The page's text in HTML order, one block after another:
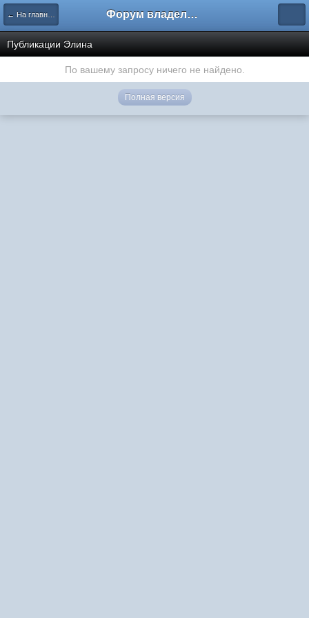
← На главную Форум владельцев интернет-магазинов
Публикации Элина
По вашему запросу ничего не найдено.
Полная версия